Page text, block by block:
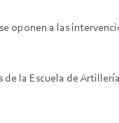
oponen a las
la Escuela de